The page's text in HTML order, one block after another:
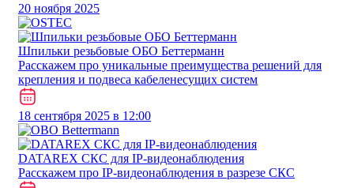
20 ноября 2025
Шпильки резьбовые ОБО Беттерманн
Расскажем про уникальные преимущества решений для
крепления и подвеса кабеленесущих систем
18 сентября 2025 в 12:00
DATAREX СКС для IP-видеонаблюдения
Расскажем про IP-видеонаблюдения в разрезе СКС